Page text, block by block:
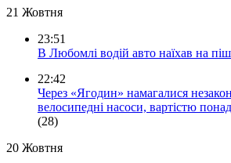
21 Жовтня
23:51
В Любомлі водій авто наїхав на
22:42
Через «Ягодин» намагалися
велосипедні насоси, вартістю
(28)
20 Жовтня